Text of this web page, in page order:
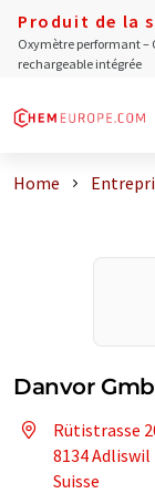
Produit de la
Oxymètre performant –
rechargeable intégrée
Home
Danvor
Rütistrasse
8134 Adliswil
Suisse